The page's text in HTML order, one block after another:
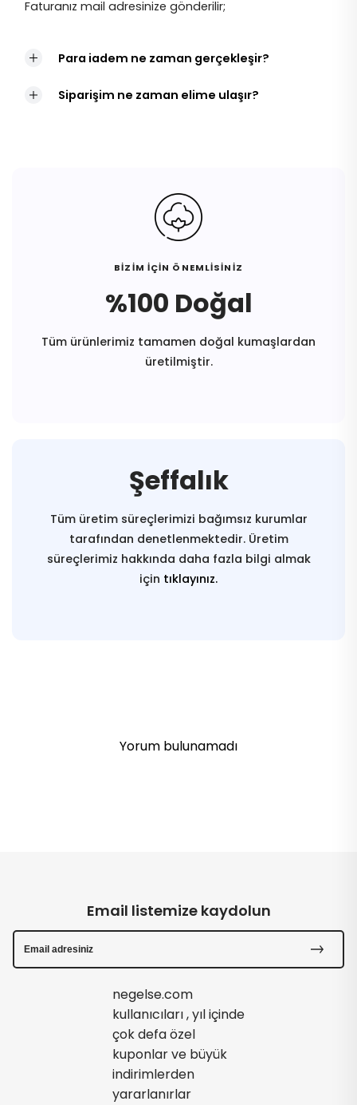
Faturanız mail adresinize gönderilir;
Para iadem ne zaman gerçekleşir?
Siparişim ne zaman elime ulaşır?
BİZİM İÇİN ÖNEMLİSİNİZ
%100 Doğal
Tüm ürünlerimiz tamamen doğal kumaşlardan
üretilmiştir.
Şeffalık
Tüm üretim süreçlerimizi bağımsız kurumlar
tarafından denetlenmektedir. Üretim
süreçlerimiz hakkında daha fazla bilgi almak
için tıklayınız.
Yorum bulunamadı
Email listemize kaydolun
negelse.com
kullanıcıları , yıl içinde
çok defa özel
kuponlar ve büyük
indirimlerden
yararlanırlar